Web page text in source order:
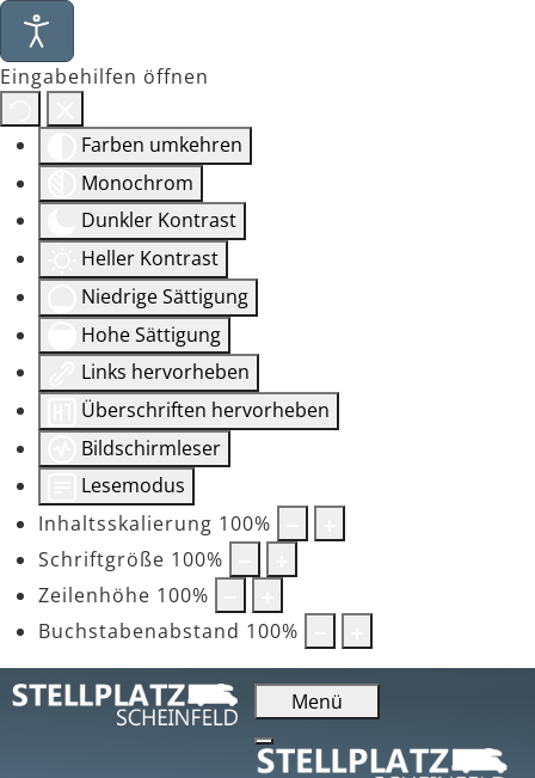
Eingabehilfen öffnen
Farben umkehren
Monochrom
Dunkler Kontrast
Heller Kontrast
Niedrige Sättigung
Hohe Sättigung
Links hervorheben
Überschriften hervorheben
Bildschirmleser
Lesemodus
Inhaltsskalierung 100%
Schriftgröße 100%
Zeilenhöhe 100%
Buchstabenabstand 100%
Menü